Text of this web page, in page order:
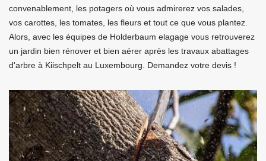
convenablement, les potagers où vous admirerez vos salades,
vos carottes, les tomates, les fleurs et tout ce que vous plantez.
Alors, avec les équipes de Holderbaum elagage vous retrouverez
un jardin bien rénover et bien aérer après les travaux abattages
d'arbre à Kiischpelt au Luxembourg. Demandez votre devis !